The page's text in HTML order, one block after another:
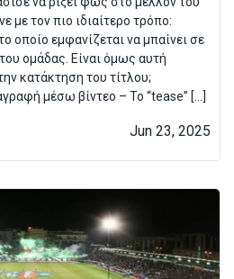
με τον πιο ιδιαίτερο τρόπο:
οποίο εμφανίζεται να μπαίνει σε
ομάδας. Είναι όμως αυτή
κατάκτηση του τίτλου;
μέσω βίντεο – Το “tease” […]
Jun 23, 2025